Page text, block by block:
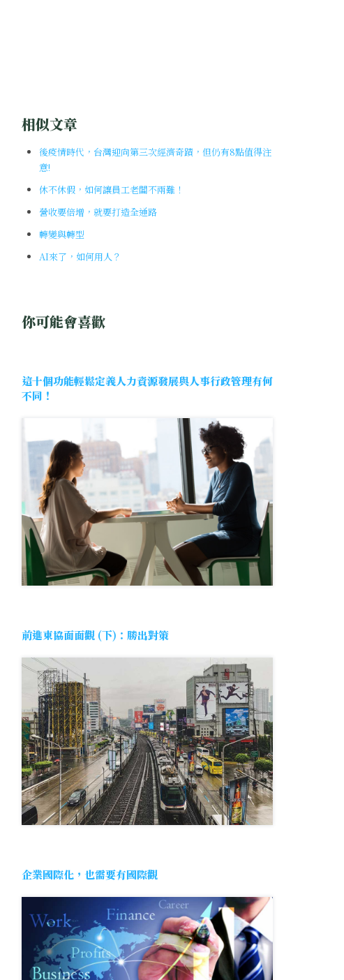
相似文章
後疫情時代，台灣迎向第三次經濟奇蹟，但仍有8點值得注
意!
休不休假，如何讓員工老闆不兩難！
營收要倍增，就要打造全通路
轉變與轉型
AI來了，如何用人？
你可能會喜歡
這十個功能輕鬆定義人力資源發展與人事行政管理有何
不同！
前進東協面面觀 (下)：勝出對策
企業國際化，也需要有國際觀